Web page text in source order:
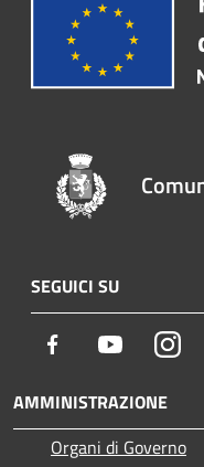
SEGUICI SU
Facebook Youtube
AMMINISTRAZIONE
Organi di Governo